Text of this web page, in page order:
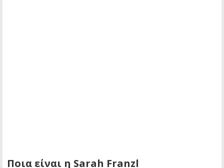
Ποια είναι η Sarah Franzl